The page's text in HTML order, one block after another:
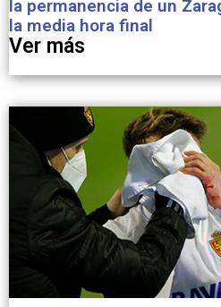
la permanencia de un
la media hora final
Ver más